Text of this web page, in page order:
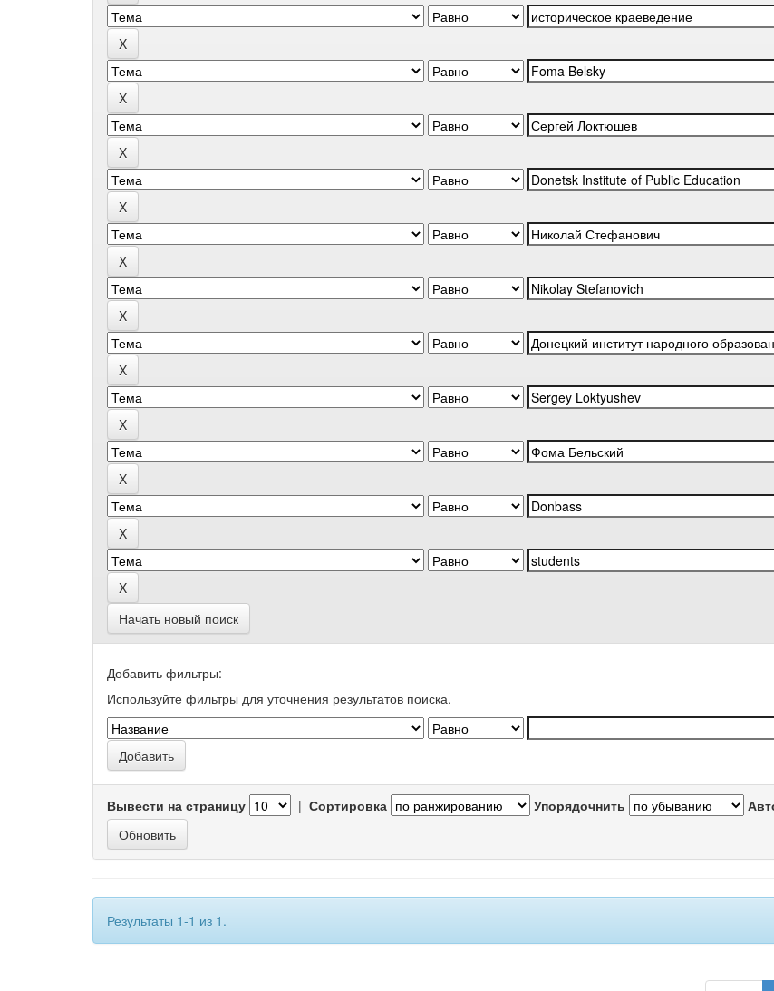
Начать новый поиск
Добавить фильтры:
Используйте фильтры для уточнения результатов поиска.
Вывести на страницу | Сортировка Упорядочнить
Результаты 1-1 из 1.